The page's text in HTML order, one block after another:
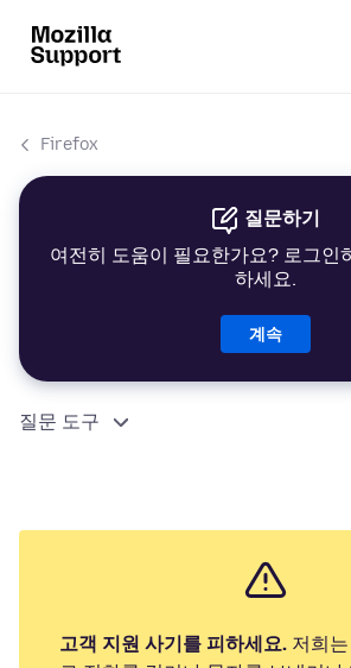
Firefox
질문하기
여전히 도움이 필요한가요? 로그인
하세요.
계속
질문 도구
고객 지원 사기를 피하세요. 저희